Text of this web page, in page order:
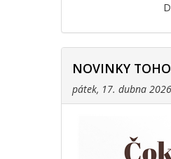
NOVINKY
pátek, 17. dubna 2026